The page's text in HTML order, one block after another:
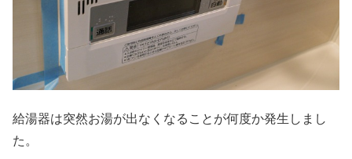
給湯器は突然お湯が出なくなることが何度か発生しまし
た。